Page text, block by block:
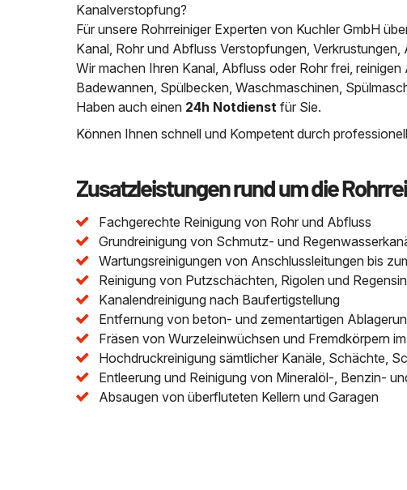
Kanalverstopfung?
Für unsere Rohrreiniger Experten von Kuchler GmbH
Kanal, Rohr und Abfluss Verstopfungen, Verkrustungen,
Wir machen Ihren Kanal, Abfluss oder Rohr frei,
Badewannen, Spülbecken, Waschmaschinen,
Haben auch einen 24h Notdienst für Sie.
Können Ihnen schnell und Kompetent durch
Zusatzleistungen rund um die
Fachgerechte Reinigung von Rohr und Abfluss
Grundreinigung von Schmutz- und
Wartungsreinigungen von Anschlussleitungen bis
Reinigung von Putzschächten, Rigolen und
Kanalendreinigung nach Baufertigstellung
Entfernung von beton- und zementartigen
Fräsen von Wurzeleinwüchsen und Fremdkörpern
Hochdruckreinigung sämtlicher Kanäle, Schächte,
Entleerung und Reinigung von Mineralöl-, Benzin-
Absaugen von überfluteten Kellern und Garagen